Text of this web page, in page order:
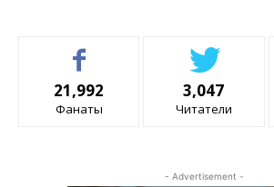
21,992
Фанаты
3,047
Читатели
- Advertisement -